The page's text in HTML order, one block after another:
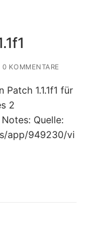
0 KOMMENTARE
1.1.1f1 für
2
Quelle:
app/949230/vi